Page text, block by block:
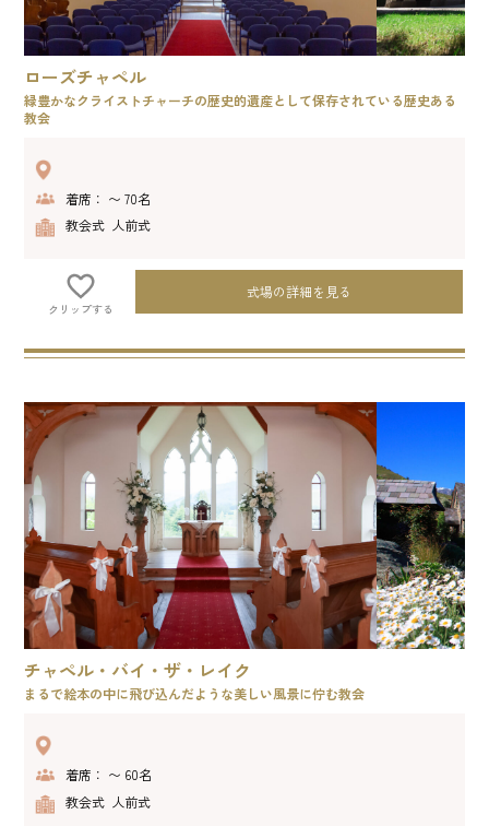
ローズチャペル
緑豊かなクライストチャーチの歴史的遺産として保存されている歴史ある
教会
着席： 〜 70名
教会式 人前式
クリップする
式場の詳細を見る
チャペル・バイ・ザ・レイク
まるで絵本の中に飛び込んだような美しい風景に佇む教会
着席： 〜 60名
教会式 人前式